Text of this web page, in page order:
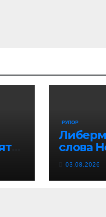
РУПОР
слова
не
трюк,
03.08.2026